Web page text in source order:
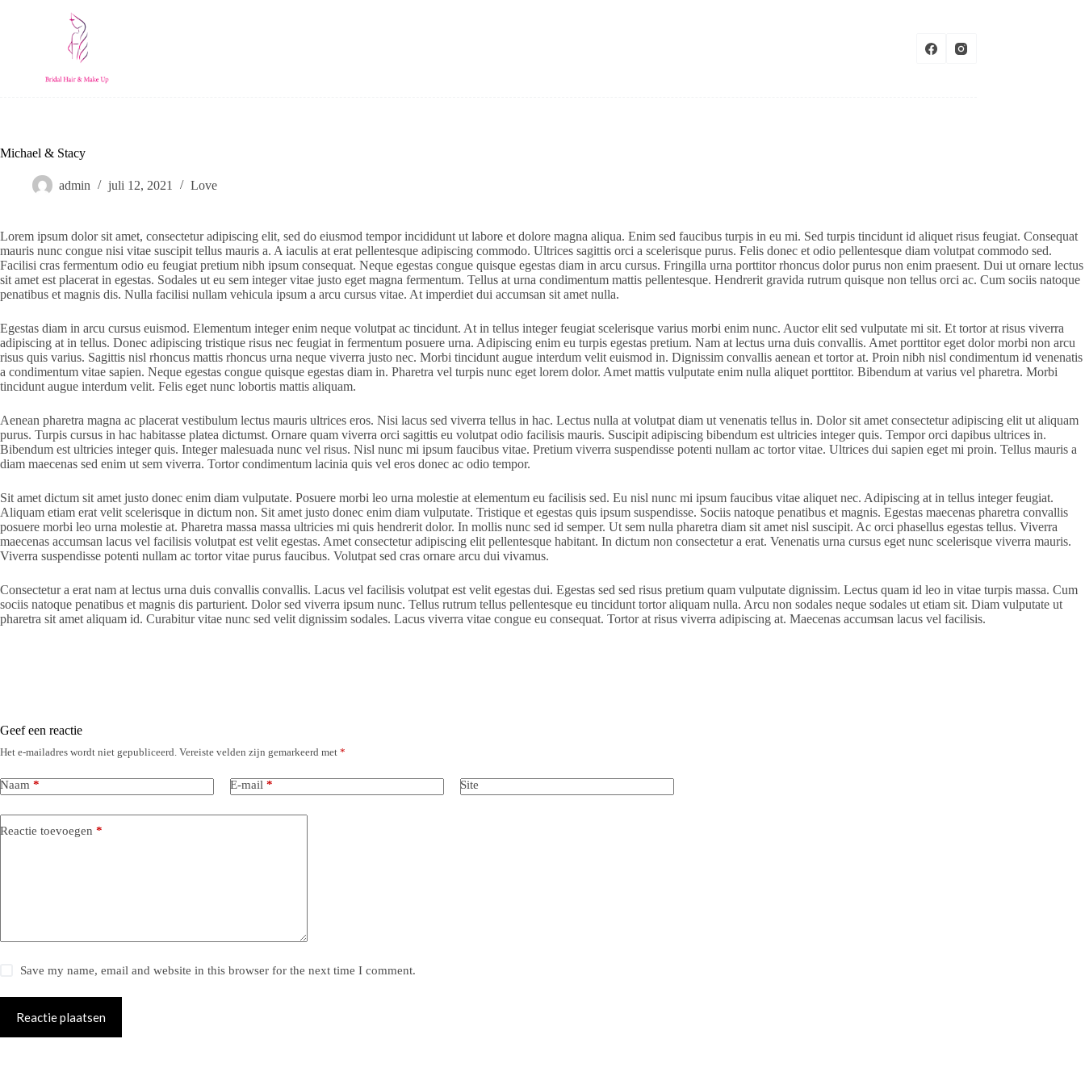
Michael & Stacy
admin juli 12, 2021 Love
Lorem ipsum dolor sit amet, consectetur adipiscing elit, sed do eiusmod tempor incididunt ut labore et dolore magna aliqua. Enim sed faucibus turpis in eu mi. Sed turpis tincidunt id aliquet risus feugiat. Consequat
mauris nunc congue nisi vitae suscipit tellus mauris a. A iaculis at erat pellentesque adipiscing commodo. Ultrices sagittis orci a scelerisque purus. Felis donec et odio pellentesque diam volutpat commodo sed.
Facilisi cras fermentum odio eu feugiat pretium nibh ipsum consequat. Neque egestas congue quisque egestas diam in arcu cursus. Fringilla urna porttitor rhoncus dolor purus non enim praesent. Dui ut ornare lectus
sit amet est placerat in egestas. Sodales ut eu sem integer vitae justo eget magna fermentum. Tellus at urna condimentum mattis pellentesque. Hendrerit gravida rutrum quisque non tellus orci ac. Cum sociis natoque
penatibus et magnis dis. Nulla facilisi nullam vehicula ipsum a arcu cursus vitae. At imperdiet dui accumsan sit amet nulla.
Egestas diam in arcu cursus euismod. Elementum integer enim neque volutpat ac tincidunt. At in tellus integer feugiat scelerisque varius morbi enim nunc. Auctor elit sed vulputate mi sit. Et tortor at risus viverra
adipiscing at in tellus. Donec adipiscing tristique risus nec feugiat in fermentum posuere urna. Adipiscing enim eu turpis egestas pretium. Nam at lectus urna duis convallis. Amet porttitor eget dolor morbi non arcu
risus quis varius. Sagittis nisl rhoncus mattis rhoncus urna neque viverra justo nec. Morbi tincidunt augue interdum velit euismod in. Dignissim convallis aenean et tortor at. Proin nibh nisl condimentum id venenatis
a condimentum vitae sapien. Neque egestas congue quisque egestas diam in. Pharetra vel turpis nunc eget lorem dolor. Amet mattis vulputate enim nulla aliquet porttitor. Bibendum at varius vel pharetra. Morbi
tincidunt augue interdum velit. Felis eget nunc lobortis mattis aliquam.
Aenean pharetra magna ac placerat vestibulum lectus mauris ultrices eros. Nisi lacus sed viverra tellus in hac. Lectus nulla at volutpat diam ut venenatis tellus in. Dolor sit amet consectetur adipiscing elit ut aliquam
purus. Turpis cursus in hac habitasse platea dictumst. Ornare quam viverra orci sagittis eu volutpat odio facilisis mauris. Suscipit adipiscing bibendum est ultricies integer quis. Tempor orci dapibus ultrices in.
Bibendum est ultricies integer quis. Integer malesuada nunc vel risus. Nisl nunc mi ipsum faucibus vitae. Pretium viverra suspendisse potenti nullam ac tortor vitae. Ultrices dui sapien eget mi proin. Tellus mauris a
diam maecenas sed enim ut sem viverra. Tortor condimentum lacinia quis vel eros donec ac odio tempor.
Sit amet dictum sit amet justo donec enim diam vulputate. Posuere morbi leo urna molestie at elementum eu facilisis sed. Eu nisl nunc mi ipsum faucibus vitae aliquet nec. Adipiscing at in tellus integer feugiat.
Aliquam etiam erat velit scelerisque in dictum non. Sit amet justo donec enim diam vulputate. Tristique et egestas quis ipsum suspendisse. Sociis natoque penatibus et magnis. Egestas maecenas pharetra convallis
posuere morbi leo urna molestie at. Pharetra massa massa ultricies mi quis hendrerit dolor. In mollis nunc sed id semper. Ut sem nulla pharetra diam sit amet nisl suscipit. Ac orci phasellus egestas tellus. Viverra
maecenas accumsan lacus vel facilisis volutpat est velit egestas. Amet consectetur adipiscing elit pellentesque habitant. In dictum non consectetur a erat. Venenatis urna cursus eget nunc scelerisque viverra mauris.
Viverra suspendisse potenti nullam ac tortor vitae purus faucibus. Volutpat sed cras ornare arcu dui vivamus.
Consectetur a erat nam at lectus urna duis convallis convallis. Lacus vel facilisis volutpat est velit egestas dui. Egestas sed sed risus pretium quam vulputate dignissim. Lectus quam id leo in vitae turpis massa. Cum
sociis natoque penatibus et magnis dis parturient. Dolor sed viverra ipsum nunc. Tellus rutrum tellus pellentesque eu tincidunt tortor aliquam nulla. Arcu non sodales neque sodales ut etiam sit. Diam vulputate ut
pharetra sit amet aliquam id. Curabitur vitae nunc sed velit dignissim sodales. Lacus viverra vitae congue eu consequat. Tortor at risus viverra adipiscing at. Maecenas accumsan lacus vel facilisis.
Geef een reactie
Het e-mailadres wordt niet gepubliceerd. Vereiste velden zijn gemarkeerd met *
Naam * E-mail * Site
Reactie toevoegen *
Save my name, email and website in this browser for the next time I comment.
Reactie plaatsen